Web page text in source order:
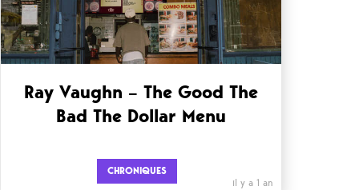
Ray Vaughn – The Good The
Bad The Dollar Menu
CHRONIQUES
il y a 1 an